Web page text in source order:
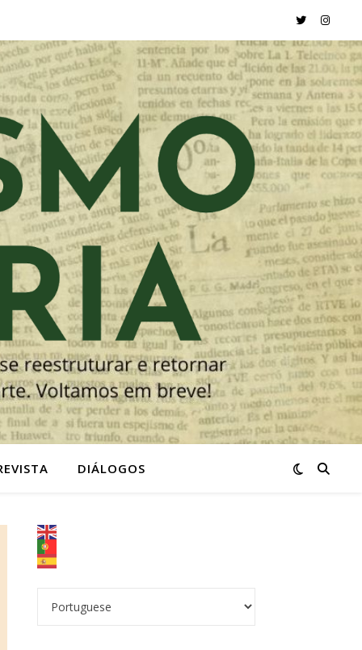
DIÁLOGOS